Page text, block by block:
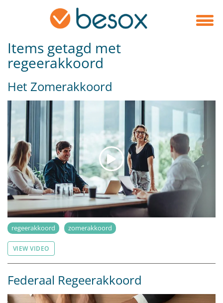
Items getagd met
regeerakkoord
Het Zomerakkoord
regeerakkoord zomerakkoord
VIEW VIDEO
Federaal Regeerakkoord